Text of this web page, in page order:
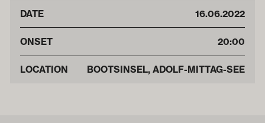
DATE
16.06.2022
ONSET 20:00
LOCATION BOOTSINSEL, ADOLF-MITTAG-SEE